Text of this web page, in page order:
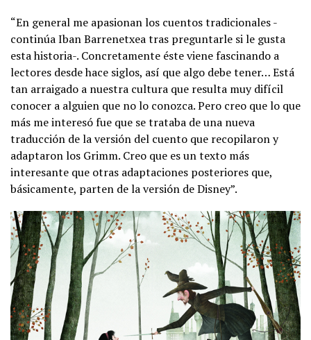
“En general me apasionan los cuentos tradicionales -
continúa Iban Barrenetxea tras preguntarle si le gusta
esta historia-. Concretamente éste viene fascinando a
lectores desde hace siglos, así que algo debe tener… Está
tan arraigado a nuestra cultura que resulta muy difícil
conocer a alguien que no lo conozca. Pero creo que lo que
más me interesó fue que se trataba de una nueva
traducción de la versión del cuento que recopilaron y
adaptaron los Grimm. Creo que es un texto más
interesante que otras adaptaciones posteriores que,
básicamente, parten de la versión de Disney”.